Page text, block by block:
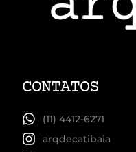
CONTATOS
(11) 4412-6271
arqdecatibaia